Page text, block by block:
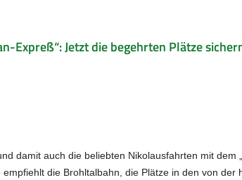
Expreß“: Jetzt die begehrten Plätze
damit auch die beliebten Nikolausfahrten mit dem
die Brohltalbahn, die Plätze in den von der